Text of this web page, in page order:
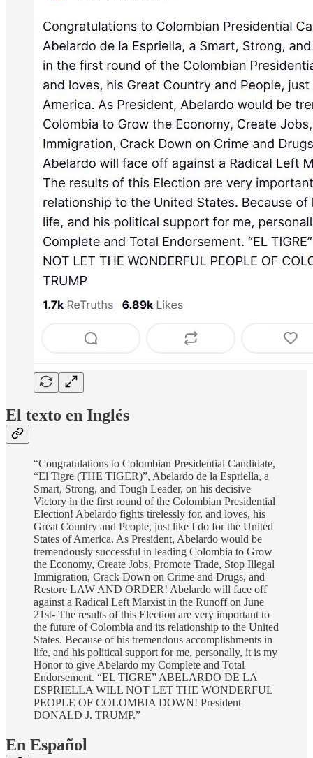
El texto en Inglés
“Congratulations to Colombian Presidential Candidate,
“El Tigre (THE TIGER)”, Abelardo de la Espriella, a
Smart, Strong, and Tough Leader, on his decisive
Victory in the first round of the Colombian Presidential
Election! Abelardo fights tirelessly for, and loves, his
Great Country and People, just like I do for the United
States of America. As President, Abelardo would be
tremendously successful in leading Colombia to Grow
the Economy, Create Jobs, Promote Trade, Stop Illegal
Immigration, Crack Down on Crime and Drugs, and
Restore LAW AND ORDER! Abelardo will face off
against a Radical Left Marxist in the Runoff on June
21st- The results of this Election are very important to
the future of Colombia and its relationship to the United
States. Because of his tremendous accomplishments in
life, and his political support for me, personally, it is my
Honor to give Abelardo my Complete and Total
Endorsement. “EL TIGRE” ABELARDO DE LA
ESPRIELLA WILL NOT LET THE WONDERFUL
PEOPLE OF COLOMBIA DOWN! President
DONALD J. TRUMP.”
En Español